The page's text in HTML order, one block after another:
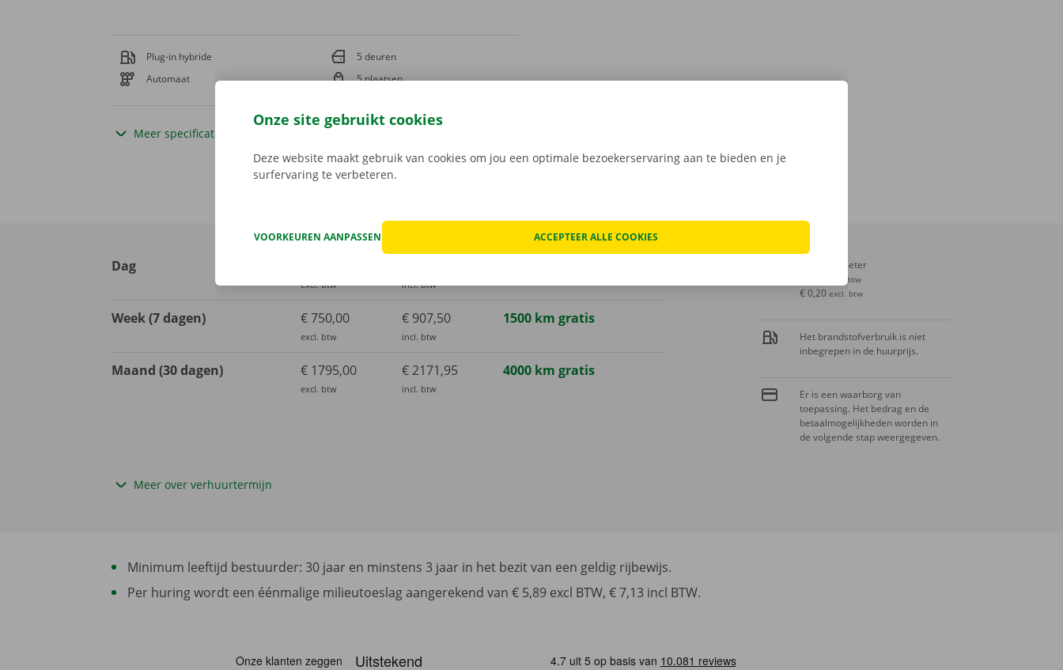
Plug-in hybride
5 deuren
Automaat
5 plaatsen
Meer specificaties
Dag
excl. btw incl. btw
Week (7 dagen) € 750,00
excl. btw
€ 907,50
incl. btw
1500 km gratis
Maand (30 dagen) € 1795,00
excl. btw
€ 2171,95
incl. btw
4000 km gratis
Extra kilometer
incl. btw
€ 0,20excl. btw
Het brandstofverbruik is niet
inbegrepen in de huurprijs.
Er is een waarborg van
toepassing. Het bedrag en de
betaalmogelijkheden worden in
de volgende stap weergegeven.
Meer over verhuurtermijn
Minimum leeftijd bestuurder: 30 jaar en minstens 3 jaar in het bezit van een geldig rijbewijs.
Per huring wordt een éénmalige milieutoeslag aangerekend van € 5,89 excl BTW, € 7,13 incl BTW.
Onze site gebruikt cookies
Deze website maakt gebruik van cookies om jou een optimale bezoekerservaring aan te bieden en je
surfervaring te verbeteren.
VOORKEUREN AANPASSEN ACCEPTEER ALLE COOKIES